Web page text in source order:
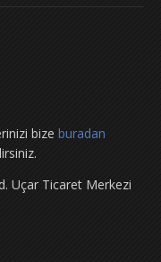
bize buradan
Uçar Ticaret Merkezi